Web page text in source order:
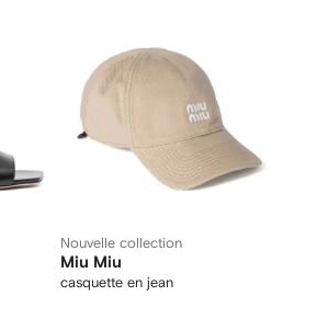
Nouvelle collection
Miu Miu
casquette en jean